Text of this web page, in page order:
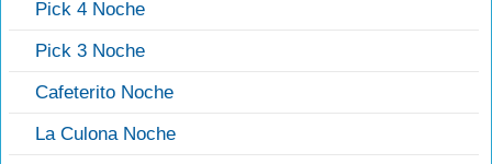
Pick 4 Noche
Pick 3 Noche
Cafeterito Noche
La Culona Noche